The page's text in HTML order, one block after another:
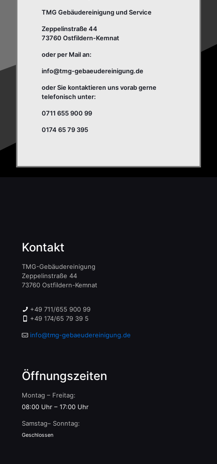
TMG Gebäudereinigung und Service
Zeppelinstraße 44
73760 Ostfildern-Kemnat
oder per Mail an:
info@tmg-gebaeudereinigung.de
oder Sie kontaktieren uns vorab gerne
telefonisch unter:
0711 655 900 99
0174 65 79 395
Kontakt
TMG-Gebäudereinigung
Zeppelinstraße 44
73760 Ostfildern-Kemnat
+49 711/655 900 99
+49 174/65 79 39 5
info@tmg-gebaeudereinigung.de
Öffnungszeiten
Montag – Freitag:
08:00 Uhr – 17:00 Uhr
Samstag– Sonntag:
Geschlossen